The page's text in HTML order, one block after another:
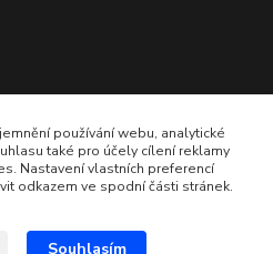
používání webu, analytické
také pro účely cílení reklamy
Nastavení vlastních preferencí
odkazem ve spodní části stránek.
Souhlasím